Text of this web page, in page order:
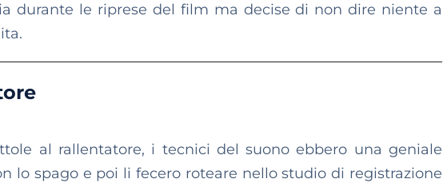
durante le riprese del film ma decise di non dire niente a
al rallentatore, i tecnici del suono ebbero una geniale
lo spago e poi li fecero roteare nello studio di registrazione